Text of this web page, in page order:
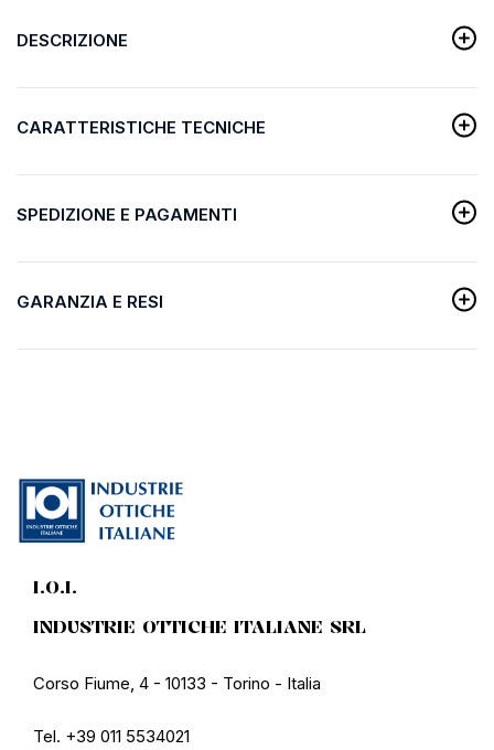
DESCRIZIONE
CARATTERISTICHE TECNICHE
SPEDIZIONE E PAGAMENTI
GARANZIA E RESI
I.O.I.
INDUSTRIE OTTICHE ITALIANE SRL
Corso Fiume, 4 - 10133 - Torino - Italia
Tel. +39 011 5534021